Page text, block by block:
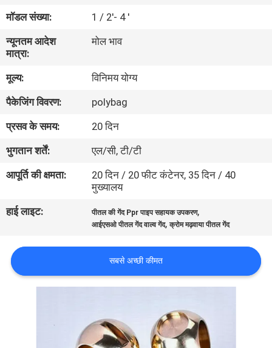
कारखाने
का
गुणवत्ता
नियंत्रण
हमसे
करें
समाचार
मॉडल संख्या:
1 / 2'- 4 '
न्यूनतम आदेश
मात्रा:
मोल भाव
मूल्य:
विनिमय योग्य
पैकेजिंग विवरण:
polybag
प्रसव के समय:
20 दिन
भुगतान शर्तें:
एल/सी, टी/टी
आपूर्ति की क्षमता:
20 दिन / 20 फीट कंटेनर, 35 दिन / 40
मुख्यालय
हाई लाइट:
पीतल की गेंद Ppr पाइप सहायक उपकरण,
आईएसओ पीतल गेंद वाल्व गेंद,क्रोम मढ़वाया पीतल गेंद
सबसे अच्छी कीमत